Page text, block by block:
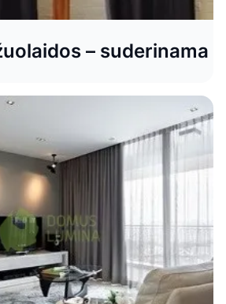
– suderinama